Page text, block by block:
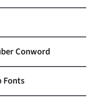
Conword
Fonts